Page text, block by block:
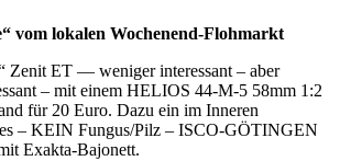
vom lokalen Wochenend-Flohmarkt
Zenit ET — weniger interessant – aber
– mit einem HELIOS 44-M-5 58mm 1:2
für 20 Euro. Dazu ein im Inneren
– KEIN Fungus/Pilz – ISCO-GÖTINGEN
Exakta-Bajonett.